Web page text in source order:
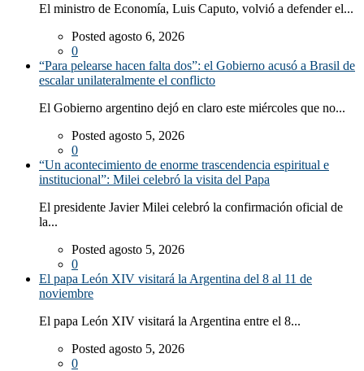
El ministro de Economía, Luis Caputo, volvió a defender el...
Posted agosto 6, 2026
0
“Para pelearse hacen falta dos”: el Gobierno acusó a Brasil de
escalar unilateralmente el conflicto
El Gobierno argentino dejó en claro este miércoles que no...
Posted agosto 5, 2026
0
“Un acontecimiento de enorme trascendencia espiritual e
institucional”: Milei celebró la visita del Papa
El presidente Javier Milei celebró la confirmación oficial de
la...
Posted agosto 5, 2026
0
El papa León XIV visitará la Argentina del 8 al 11 de
noviembre
El papa León XIV visitará la Argentina entre el 8...
Posted agosto 5, 2026
0